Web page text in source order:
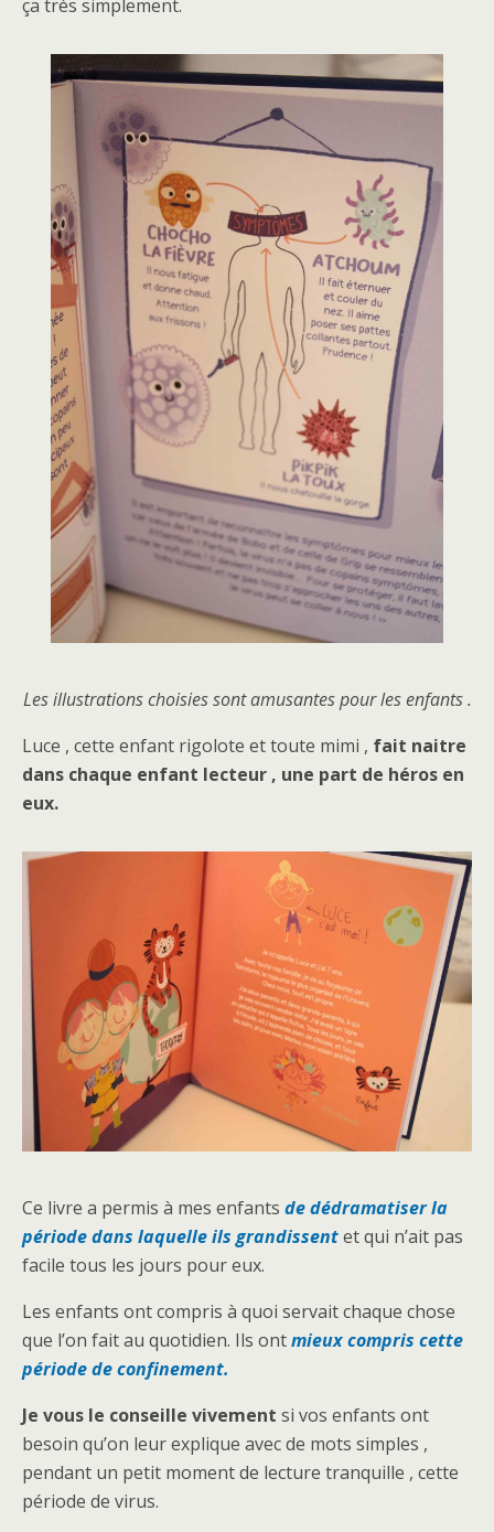
ça très simplement.
Les illustrations choisies sont amusantes pour les enfants .
Luce , cette enfant rigolote et toute mimi , fait naitre
dans chaque enfant lecteur , une part de héros en
eux.
Ce livre a permis à mes enfants de dédramatiser la
période dans laquelle ils grandissentet qui n’ait pas
facile tous les jours pour eux.
Les enfants ont compris à quoi servait chaque chose
que l’on fait au quotidien. Ils ontmieux compris cette
période de confinement.
Je vous le conseille vivement si vos enfants ont
besoin qu’on leur explique avec de mots simples ,
pendant un petit moment de lecture tranquille , cette
période de virus.